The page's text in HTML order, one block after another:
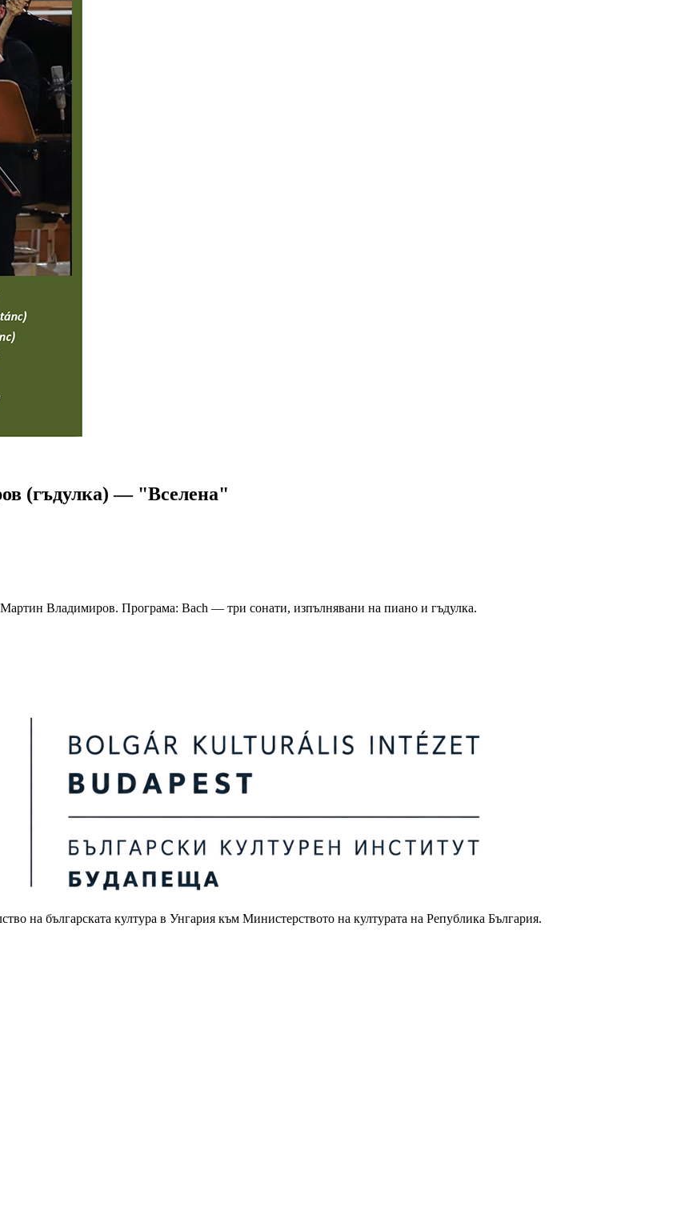
(гъдулка) — "Вселена"
Владимиров. Програма: Bach — три сонати, изпълнявани на пиано и гъдулка.
на българската култура в Унгария към Министерството на културата на Република България.